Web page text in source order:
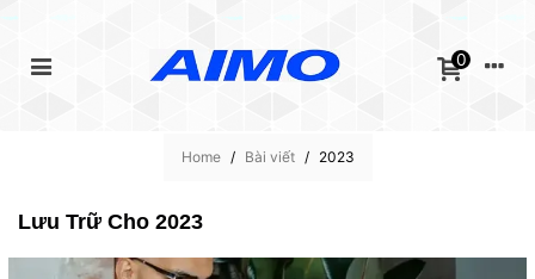
0
Home / Bài viết / 2023
Lưu Trữ Cho 2023